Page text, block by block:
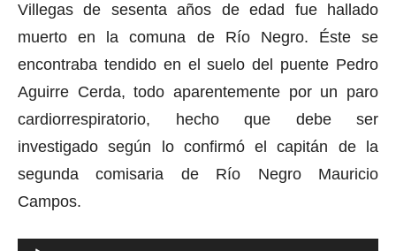
Villegas de sesenta años de edad fue hallado
muerto en la comuna de Río Negro. Éste se
encontraba tendido en el suelo del puente Pedro
Aguirre Cerda, todo aparentemente por un paro
cardiorrespiratorio, hecho que debe ser
investigado según lo confirmó el capitán de la
segunda comisaria de Río Negro Mauricio
Campos.